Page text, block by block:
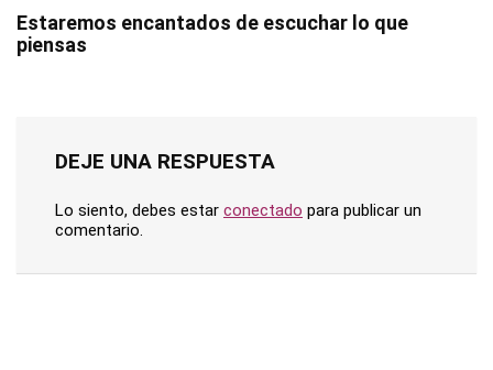
Estaremos encantados de escuchar lo que
piensas
DEJE UNA RESPUESTA
Lo siento, debes estar conectado para publicar un
comentario.